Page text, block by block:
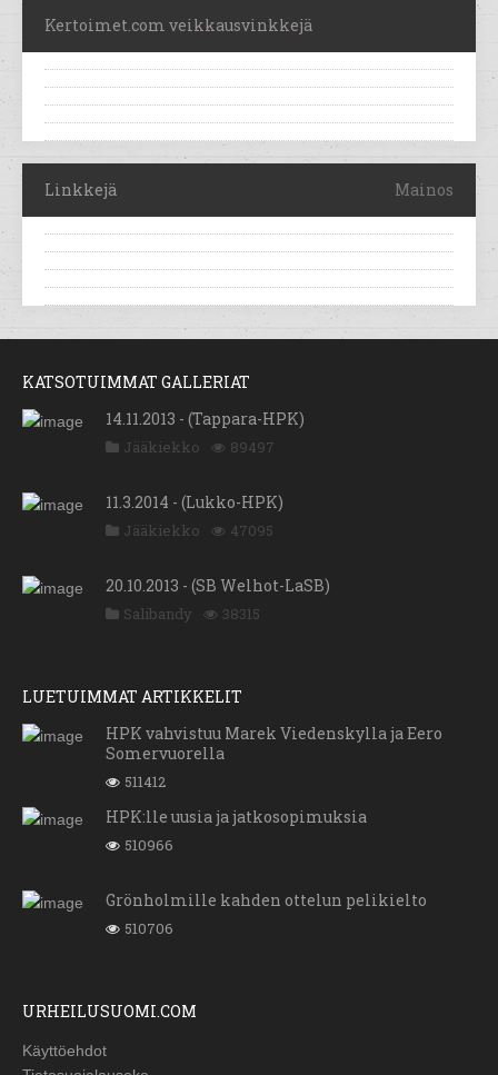
Kertoimet.com veikkausvinkkejä
Linkkejä Mainos
KATSOTUIMMAT GALLERIAT
14.11.2013 - (Tappara-HPK)
Jääkiekko 89497
11.3.2014 - (Lukko-HPK)
Jääkiekko 47095
20.10.2013 - (SB Welhot-LaSB)
Salibandy 38315
LUETUIMMAT ARTIKKELIT
HPK vahvistuu Marek Viedenskylla ja Eero
Somervuorella
511412
HPK:lle uusia ja jatkosopimuksia
510966
Grönholmille kahden ottelun pelikielto
510706
URHEILUSUOMI.COM
Käyttöehdot